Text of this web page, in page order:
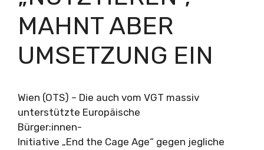
AHNT ABER U
MSETZUNG EIN
Wien (OTS) – Die auch vom VGT massiv
unterstützte Europäische
Bürger:innen-
Initiative „End the Cage Age“ gegen jegliche